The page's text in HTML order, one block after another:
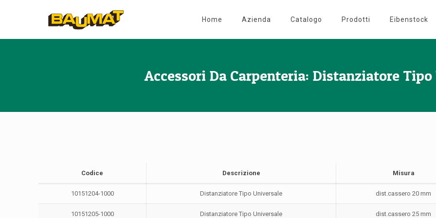
Home Azienda Catalogo Prodotti Eibenstock
Accessori Da Carpenteria: Distanziatore
Codice Descrizione Misura
10151204-1000 Distanziatore Tipo Universale dist.cassero 20 mm
10151205-1000 Distanziatore Tipo Universale dist.cassero 25 mm